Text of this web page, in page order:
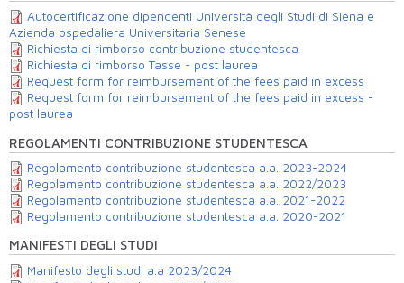
Autocertificazione dipendenti Università degli Studi di Siena e
Azienda ospedaliera Universitaria Senese
Richiesta di rimborso contribuzione studentesca
Richiesta di rimborso Tasse - post laurea
Request form for reimbursement of the fees paid in excess
Request form for reimbursement of the fees paid in excess -
post laurea
REGOLAMENTI CONTRIBUZIONE STUDENTESCA
Regolamento contribuzione studentesca a.a. 2023-2024
Regolamento contribuzione studentesca a.a. 2022/2023
Regolamento contribuzione studentesca a.a. 2021-2022
Regolamento contribuzione studentesca a.a. 2020-2021
MANIFESTI DEGLI STUDI
Manifesto degli studi a.a 2023/2024